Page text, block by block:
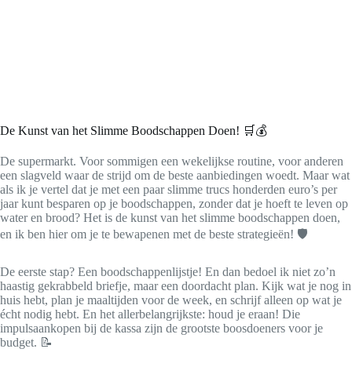
De Kunst van het Slimme Boodschappen Doen! 🛒💰
De supermarkt. Voor sommigen een wekelijkse routine, voor anderen
een slagveld waar de strijd om de beste aanbiedingen woedt. Maar wat
als ik je vertel dat je met een paar slimme trucs honderden euro’s per
jaar kunt besparen op je boodschappen, zonder dat je hoeft te leven op
water en brood? Het is de kunst van het slimme boodschappen doen,
en ik ben hier om je te bewapenen met de beste strategieën! 🛡️
De eerste stap? Een boodschappenlijstje! En dan bedoel ik niet zo’n
haastig gekrabbeld briefje, maar een doordacht plan. Kijk wat je nog in
huis hebt, plan je maaltijden voor de week, en schrijf alleen op wat je
écht nodig hebt. En het allerbelangrijkste: houd je eraan! Die
impulsaankopen bij de kassa zijn de grootste boosdoeners voor je
budget. 📝